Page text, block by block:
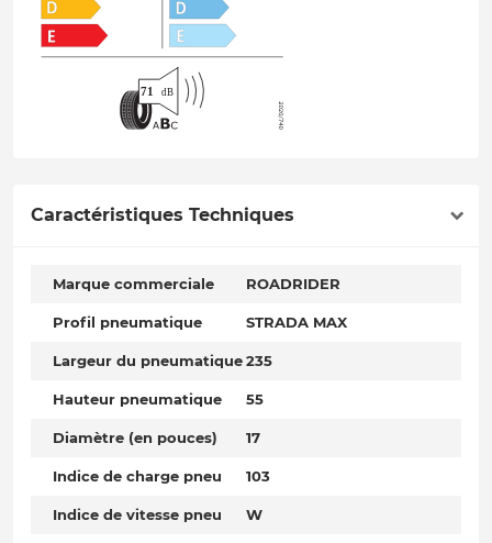
Caractéristiques Techniques
Marque commerciale ROADRIDER
Profil pneumatique STRADA MAX
Largeur du pneumatique235
Hauteur pneumatique 55
Diamètre (en pouces) 17
Indice de charge pneu 103
Indice de vitesse pneu W